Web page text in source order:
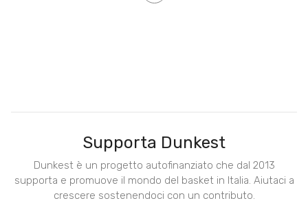
Supporta Dunkest
Dunkest è un progetto autofinanziato che dal 2013
supporta e promuove il mondo del basket in Italia. Aiutaci a
crescere sostenendoci con un contributo.